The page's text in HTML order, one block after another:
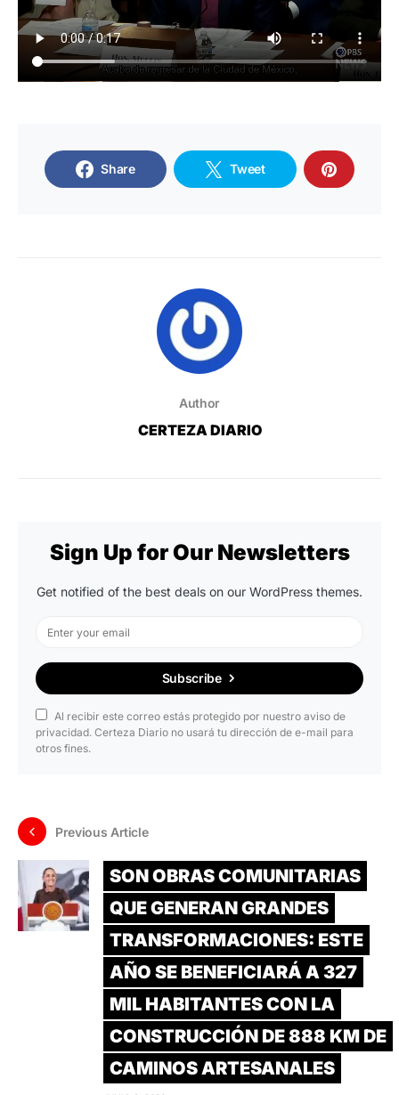
Share Tweet
Author
CERTEZA DIARIO
Sign Up for Our Newsletters
Get notified of the best deals on our WordPress themes.
Subscribe
Al recibir este correo estás protegido por nuestro aviso de
privacidad. Certeza Diario no usará tu dirección de e-mail para
otros fines.
Previous Article
SON OBRAS COMUNITARIAS
QUE GENERAN GRANDES
TRANSFORMACIONES: ESTE
AÑO SE BENEFICIARÁ A 327
MIL HABITANTES CON LA
CONSTRUCCIÓN DE 888 KM DE
CAMINOS ARTESANALES